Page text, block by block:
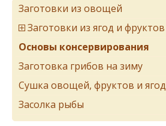
Заготовки из овощей
Заготовки из ягод и фруктов
Основы консервирования
Заготовка грибов на зиму
Сушка овощей, фруктов и ягод
Засолка рыбы